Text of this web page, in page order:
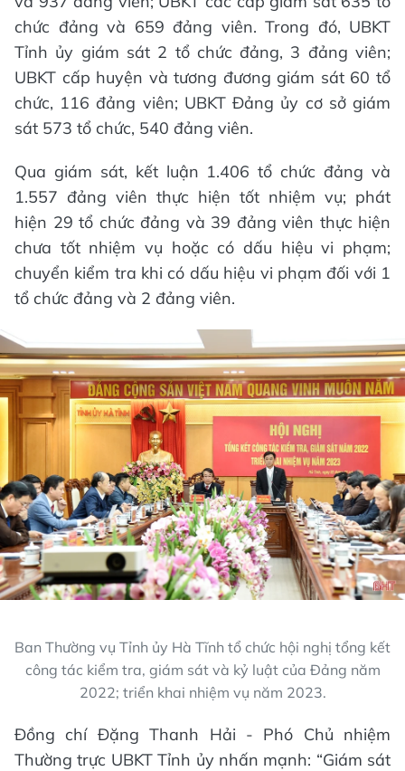
chức đảng và 659 đảng viên. Trong đó, UBKT
Tỉnh ủy giám sát 2 tổ chức đảng, 3 đảng viên;
UBKT cấp huyện và tương đương giám sát 60 tổ
chức, 116 đảng viên; UBKT Đảng ủy cơ sở giám
sát 573 tổ chức, 540 đảng viên.
Qua giám sát, kết luận 1.406 tổ chức đảng và
1.557 đảng viên thực hiện tốt nhiệm vụ; phát
hiện 29 tổ chức đảng và 39 đảng viên thực hiện
chưa tốt nhiệm vụ hoặc có dấu hiệu vi phạm;
chuyển kiểm tra khi có dấu hiệu vi phạm đối với 1
tổ chức đảng và 2 đảng viên.
Ban Thường vụ Tỉnh ủy Hà Tĩnh tổ chức hội nghị tổng kết
công tác kiểm tra, giám sát và kỷ luật của Đảng năm
2022; triển khai nhiệm vụ năm 2023.
Đồng chí Đặng Thanh Hải - Phó Chủ nhiệm
Thường trực UBKT Tỉnh ủy nhấn mạnh: “Giám sát